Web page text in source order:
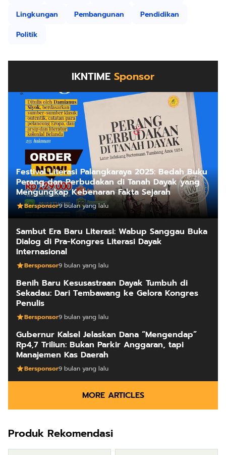
Lingkungan
Pembangunan
Pendidikan
Politik
IKNTIME Sponsor
Festival Literasi Palangkaraya 2025: Bedah Buku
Perang dan Perbudakan di Tanah Dayak yang
Mengungkap Kebenaran Fakta Sejarah
Bersponsor9 bulan yang lalu
Sambut Era Baru Literasi: Wabup Sanggau Buka
Dialog di Pra-Kongres Literasi Dayak
Internasional
Bersponsor9 bulan yang lalu
Benih Baru Kesusastraan Dayak Tumbuh di
Sekadau: Dari Tembawang ke Gelora Kongres
Penulis
Bersponsor9 bulan yang lalu
Gubernur Kalsel Jelaskan Dana “Mengendap”
Rp4,7 Triliun: Bukan Parkir Anggaran, tapi
Manajemen Kas Daerah
Bersponsor9 bulan yang lalu
MORE ARTICLES
Produk Rekomendasi